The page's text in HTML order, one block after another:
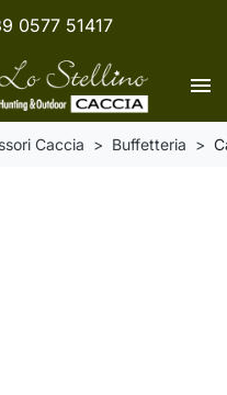
0577 51417
menu
Caccia Buffetteria